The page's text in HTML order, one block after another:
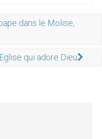
dans le Molise,
qui adore Dieu